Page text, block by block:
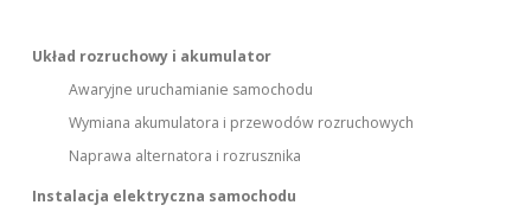
Układ rozruchowy i akumulator
Awaryjne uruchamianie samochodu
Wymiana akumulatora i przewodów rozruchowych
Naprawa alternatora i rozrusznika
Instalacja elektryczna samochodu